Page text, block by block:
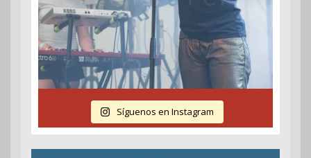
Síguenos en Instagram